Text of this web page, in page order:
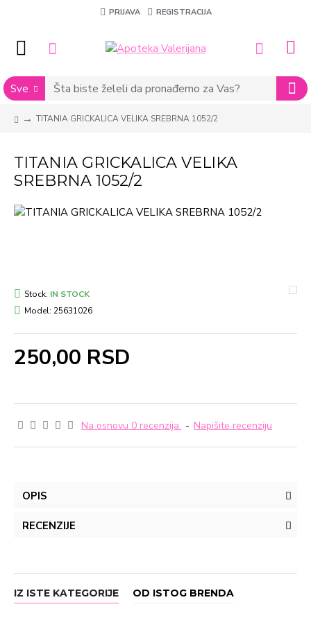
PRIJAVA REGISTRACIJA
Sve
TITANIA GRICKALICA VELIKA SREBRNA 1052/2
TITANIA GRICKALICA VELIKA
SREBRNA 1052/2
Na osnovu 0 recenzija. - Napišite recenziju
250,00 RSD
Stock: IN STOCK
Model: 25631026
OPIS
RECENZIJE
IZ ISTE KATEGORIJE OD ISTOG BRENDA